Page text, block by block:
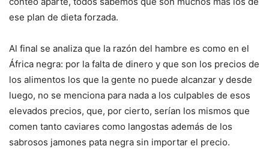
ese plan de dieta forzada.
Al final se analiza que la razón del hambre es como en el
África negra: por la falta de dinero y que son los precios de
los alimentos los que la gente no puede alcanzar y desde
luego, no se menciona para nada a los culpables de esos
elevados precios, que, por cierto, serían los mismos que
comen tanto caviares como langostas además de los
sabrosos jamones pata negra sin importar el precio.